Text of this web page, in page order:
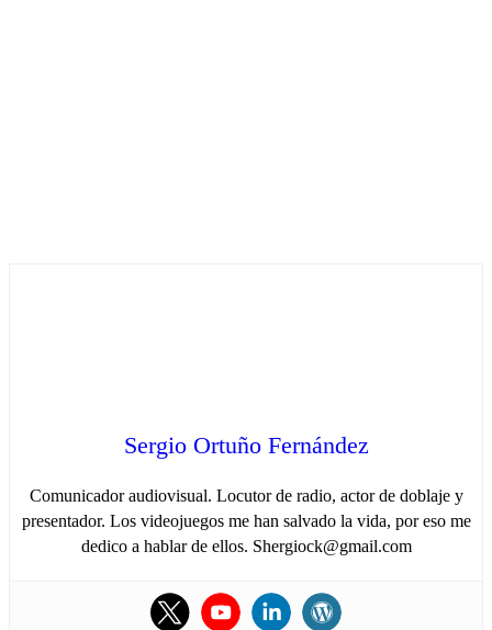
Sergio Ortuño Fernández
Comunicador audiovisual. Locutor de radio, actor de doblaje y
presentador. Los videojuegos me han salvado la vida, por eso me
dedico a hablar de ellos. Shergiock@gmail.com